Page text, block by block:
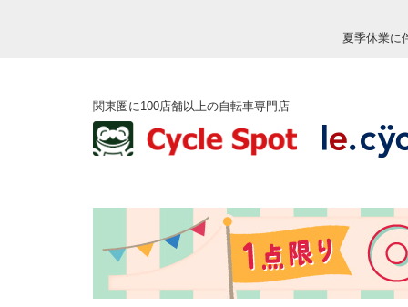
夏季休業に
関東圏に100店舗以上の自転車専門店